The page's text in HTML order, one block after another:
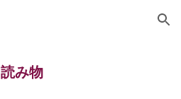
Skip to navigation
読み物